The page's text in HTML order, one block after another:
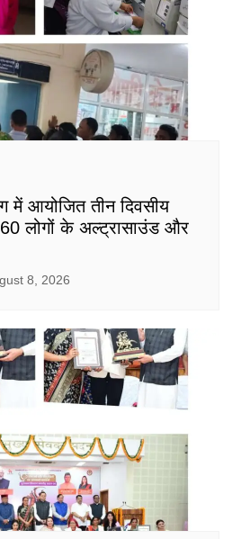
में आयोजित तीन दिवसीय
60 लोगों के अल्ट्रासाउंड और
8, 2026